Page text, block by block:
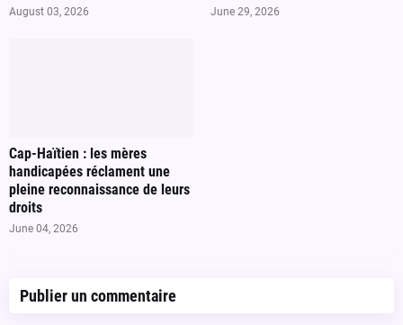
August 03, 2026 June 29, 2026
Cap-Haïtien : les mères
handicapées réclament une
pleine reconnaissance de leurs
droits
June 04, 2026
Publier un commentaire